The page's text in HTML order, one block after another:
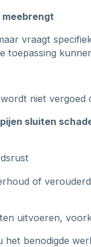
meebrengt
vraagt
toepassing
niet
sluiten
of
uitvoeren,
benodigde